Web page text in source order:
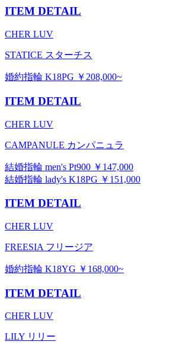
ITEM DETAIL
CHER LUV
STATICE スターチス
婚約指輪 K18PG ￥208,000~
ITEM DETAIL
CHER LUV
CAMPANULE カンパニュラ
結婚指輪 men's Pt900 ￥147,000
結婚指輪 lady's K18PG ￥151,000
ITEM DETAIL
CHER LUV
FREESIA フリージア
婚約指輪 K18YG ￥168,000~
ITEM DETAIL
CHER LUV
LILY リリー